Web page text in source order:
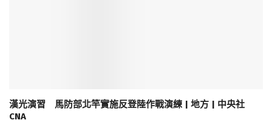
漢光演習 馬防部北竿實施反登陸作戰演練 | 地方 | 中央社
CNA